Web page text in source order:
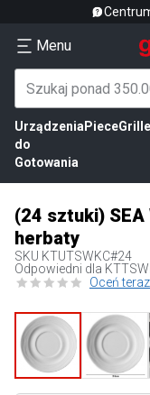
Menu
Urządzenia
do
Gotowania
PieceGrille
(24 sztuki) SEA
herbaty
SKU KTUTSWKC#24
Odpowiedni dla
Oceń teraz